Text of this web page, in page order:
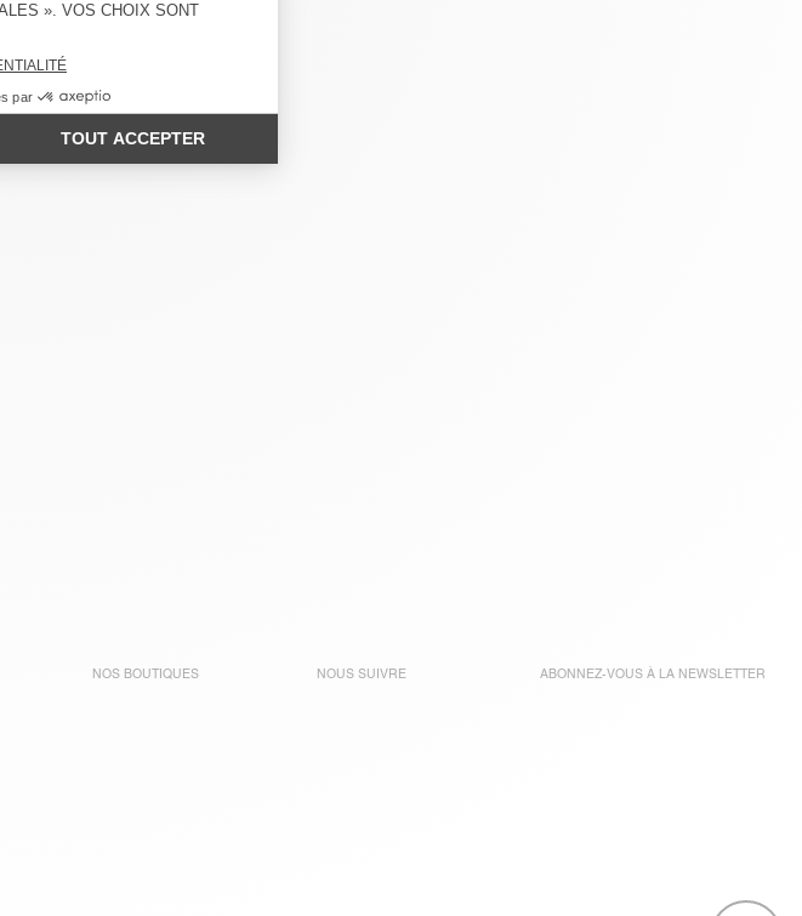
NOS BOUTIQUES NOUS SUIVRE ABONNEZ-VOUS À LA NEWSLETTER